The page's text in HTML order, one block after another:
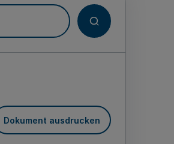
Dokument ausdrucken